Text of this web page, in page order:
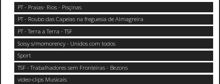
PT - Praias- Rios - Pisçinas
PT - Roubo das Capelas na freguesia de Almagreira
PT - Terra a Terra - TSF
Soisy s/momorency - Unidos com todos
Sport
TSF - Trabalhadores sem Fronteiras - Bezons
video-clips Musicais